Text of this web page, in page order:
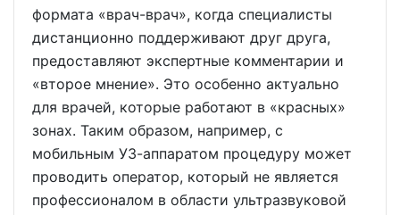
формата «врач-врач», когда специалисты
дистанционно поддерживают друг друга,
предоставляют экспертные комментарии и
«второе мнение». Это особенно актуально
для врачей, которые работают в «красных»
зонах. Таким образом, например, с
мобильным УЗ-аппаратом процедуру может
проводить оператор, который не является
профессионалом в области ультразвуковой